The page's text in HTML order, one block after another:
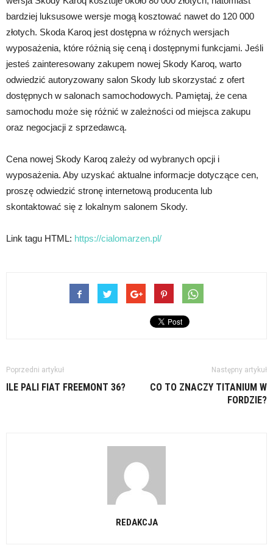
bardziej luksusowe wersje mogą kosztować nawet do 120 000
złotych. Skoda Karoq jest dostępna w różnych wersjach
wyposażenia, które różnią się ceną i dostępnymi funkcjami. Jeśli
jesteś zainteresowany zakupem nowej Skody Karoq, warto
odwiedzić autoryzowany salon Skody lub skorzystać z ofert
dostępnych w salonach samochodowych. Pamiętaj, że cena
samochodu może się różnić w zależności od miejsca zakupu
oraz negocjacji z sprzedawcą.
Cena nowej Skody Karoq zależy od wybranych opcji i
wyposażenia. Aby uzyskać aktualne informacje dotyczące cen,
proszę odwiedzić stronę internetową producenta lub
skontaktować się z lokalnym salonem Skody.
Link tagu HTML: https://cialomarzen.pl/
Poprzedni artykuł
ILE PALI FIAT FREEMONT 36?
Następny artykuł
CO TO ZNACZY TITANIUM W
FORDZIE?
REDAKCJA